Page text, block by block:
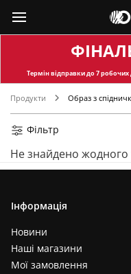
Термін відправкидо 7 робочих
Продукти Образ з
Фільтр
Не знайдено жодного
Інформація
Новини
Наші магазини
Мої замовлення